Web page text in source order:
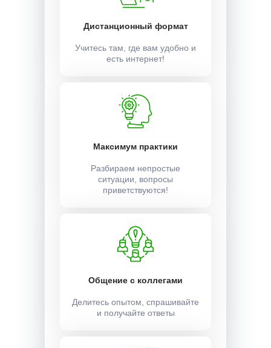
Дистанционный формат
Учитесь там, где вам удобно и
есть интернет!
Максимум практики
Разбираем непростые
ситуации, вопросы
приветствуются!
Общение с коллегами
Делитесь опытом, спрашивайте
и получайте ответы